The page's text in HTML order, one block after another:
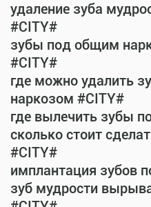
удаление зуба
#CITY#
зубы под общим
#CITY#
где можно удалить
наркозом #CITY#
где вылечить зубы
сколько стоит
#CITY#
имплантация зубов
зуб мудрости